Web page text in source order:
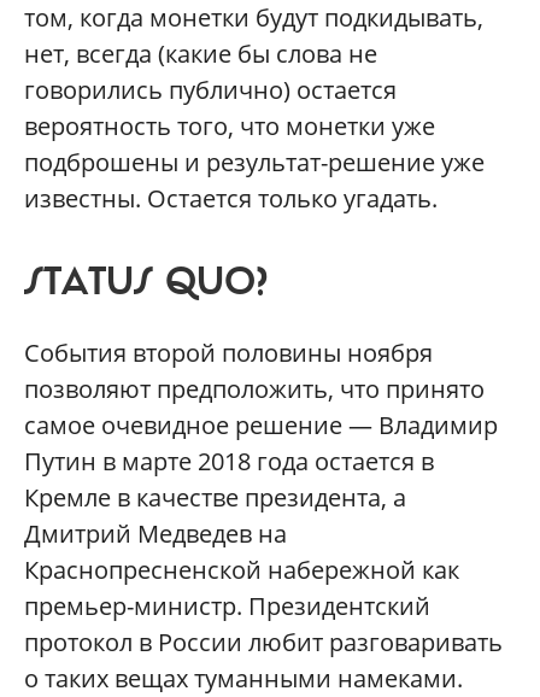
том, когда монетки будут подкидывать,
нет, всегда (какие бы слова не
говорились публично) остается
вероятность того, что монетки уже
подброшены и результат-решение уже
известны. Остается только угадать.
STATUS QUO?
События второй половины ноября
позволяют предположить, что принято
самое очевидное решение — Владимир
Путин в марте 2018 года остается в
Кремле в качестве президента, а
Дмитрий Медведев на
Краснопресненской набережной как
премьер-министр. Президентский
протокол в России любит разговаривать
о таких вещах туманными намеками.